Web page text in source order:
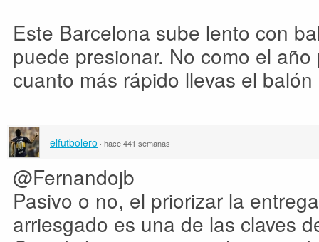
Este Barcelona sube lento con
puede presionar. No como el
cuanto más rápido llevas el
elfutbolero · hace 441 semanas
@Fernandojb
Pasivo o no, el priorizar la
arriesgado es una de las claves